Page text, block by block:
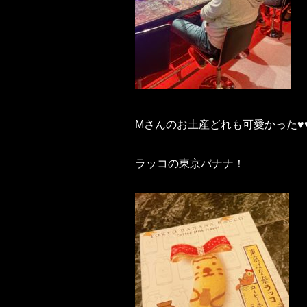
Mさんのお土産どれも可愛かった
ラッコの東京バナナ！